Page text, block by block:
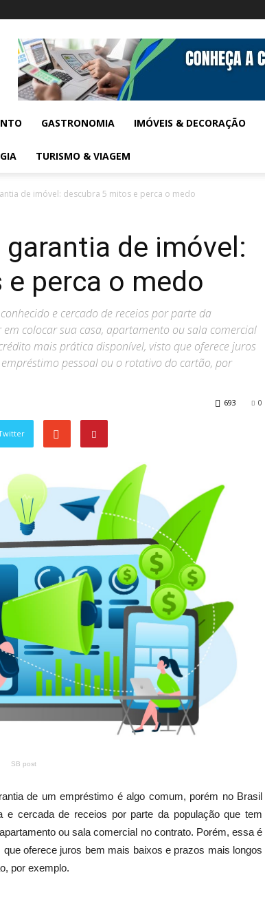
GASTRONOMIA IMÓVEIS & DECORAÇÃO
TURISMO & VIAGEM
de imóvel: descubra 5 mitos e perca o medo
de imóvel:
perca o medo
e cercado de receios por parte da
colocar sua casa, apartamento ou sala comercial
mais prática disponível, visto que oferece juros
pessoal ou o rotativo do cartão, por
0
693
SB post
de um empréstimo é algo comum, porém no Brasil
e cercada de receios por parte da população que tem
ou sala comercial no contrato. Porém, essa é
oferece juros bem mais baixos e prazos mais longos
por exemplo.